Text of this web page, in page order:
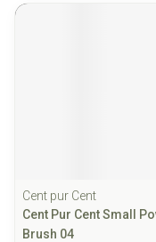
Cent pur Cent
Cent Pur Cent Small
Brush 04